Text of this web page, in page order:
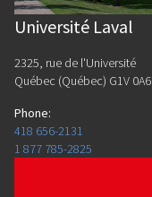
Université Laval
2325, rue de l'Université
Québec (Québec) G1V 0A6
Phone:
418 656-2131
1 877 785-2825